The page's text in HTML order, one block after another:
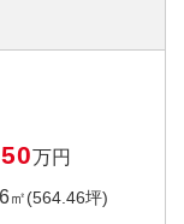
万円
㎡(564.46坪)